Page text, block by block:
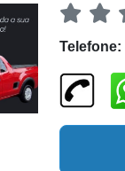
Telefone: